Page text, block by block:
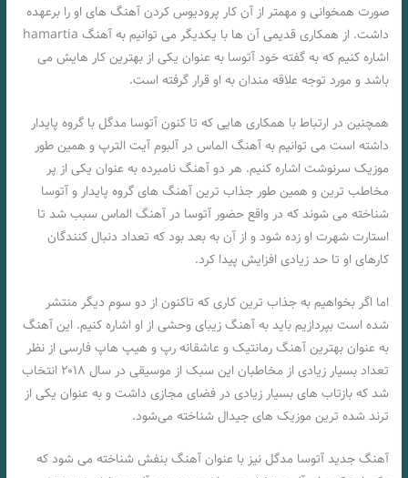
صورت همخوانی و مهمتر از آن کار پرودیوس کردن آهنگ های او را برعهده
داشت. از همکاری قدیمی آن ها با یکدیگر می‌ توانیم به آهنگ hamartia
اشاره کنیم که به گفته خود آتوسا به عنوان یکی از بهترین کار هایش می
باشد و مورد توجه علاقه مندان به او قرار گرفته است.
همچنین در ارتباط با همکاری هایی که تا کنون آتوسا مدگل با گروه پایدار
داشته است می توانیم به آهنگ الماس در آلبوم آیت الترپ و همین طور
موزیک سرنوشت اشاره کنیم. هر دو آهنگ نامبرده به عنوان یکی از پر
مخاطب ترین و همین طور جذاب ترین آهنگ های گروه پایدار و آتوسا
شناخته می شوند که در واقع حضور آتوسا در آهنگ الماس سبب شد تا
استارت شهرت او زده شود و از آن به بعد بود که تعداد دنبال کنندگان
کارهای او تا حد زیادی افزایش پیدا کرد.
اما اگر بخواهیم به جذاب ترین کاری که تاکنون از دو سوم دیگر منتشر
شده است بپردازیم باید به آهنگ زیبای وحشی از او اشاره کنیم. این آهنگ
به عنوان بهترین آهنگ رمانتیک و عاشقانه رپ و هیپ هاپ فارسی از نظر
تعداد بسیار زیادی از مخاطبان این سبک از موسیقی در سال ۲۰۱۸ انتخاب
شد که بازتاب های بسیار زیادی در فضای مجازی داشت و به عنوان یکی از
ترند شده ترین موزیک های جیدال شناخته می‌شود.
آهنگ جدید آتوسا مدگل نیز با عنوان آهنگ بنفش شناخته می شود که